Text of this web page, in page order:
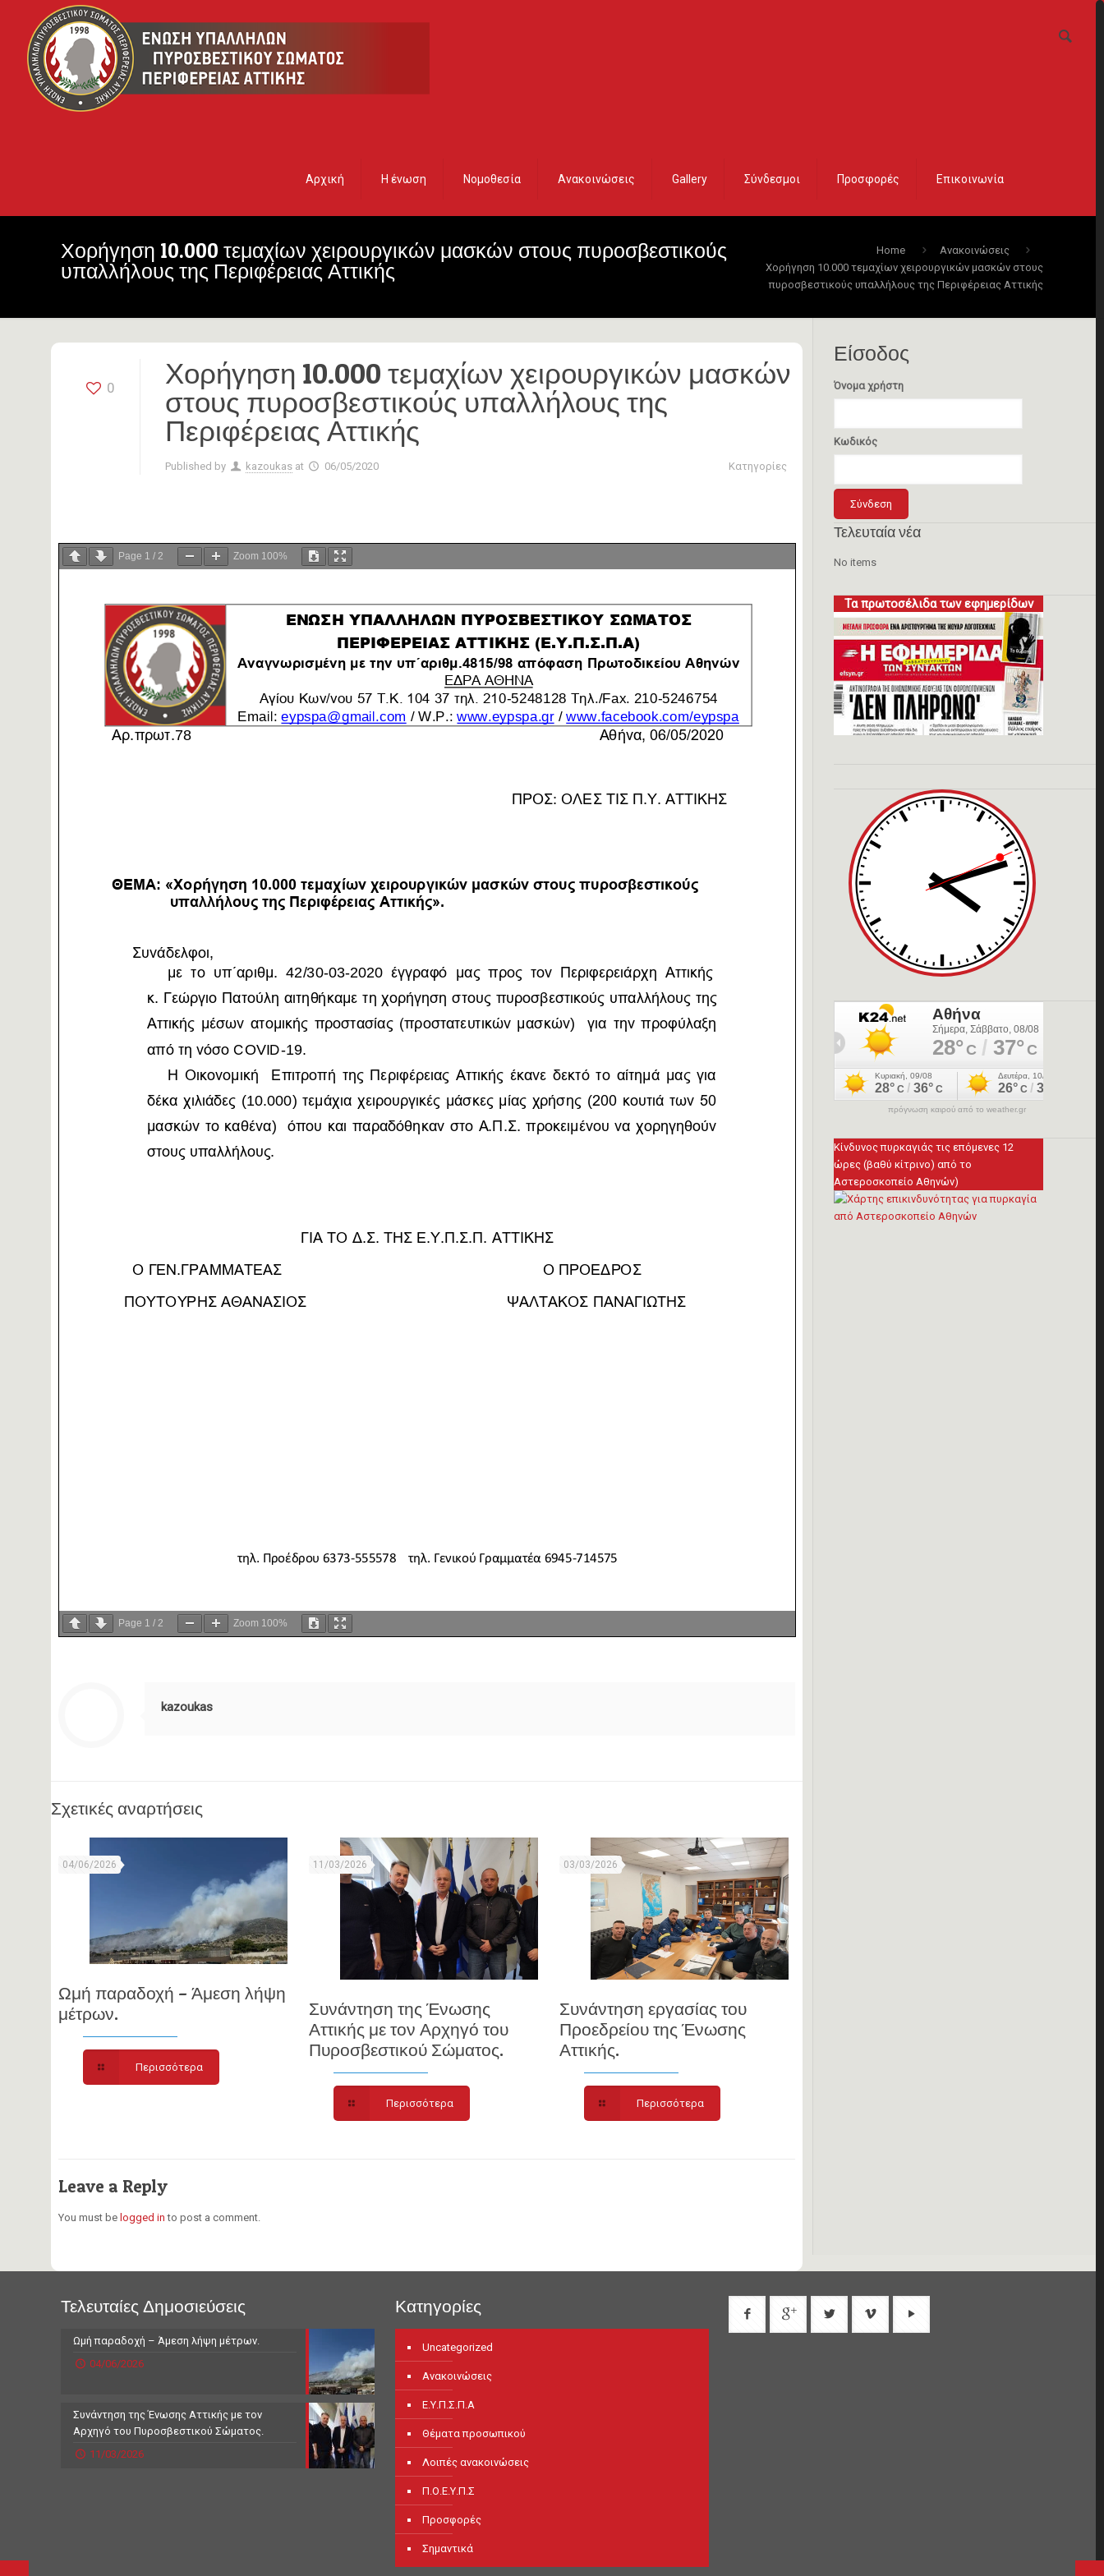
Αρχική Η ένωση Νομοθεσία Ανακοινώσεις Gallery Σύνδεσμοι Προσφορές Επικοινωνία
Χορήγηση 10.000 τεμαχίων χειρουργικών μασκών στους πυροσβεστικούς
υπαλλήλους της Περιφέρειας Αττικής
Home
Ανακοινώσεις
Χορήγηση 10.000 τεμαχίων χειρουργικών μασκών στους
πυροσβεστικούς υπαλλήλους της Περιφέρειας Αττικής
0
Χορήγηση 10.000 τεμαχίων χειρουργικών μασκών
στους πυροσβεστικούς υπαλλήλους της
Περιφέρειας Αττικής
Published by kazoukas at 06/05/2020 Κατηγορίες
Page 1 /2 Zoom 100%
Page 1 /2 Zoom 100%
kazoukas
Σχετικές αναρτήσεις
04/06/2026
Ωμή παραδοχή – Άμεση λήψη
μέτρων.
Περισσότερα
11/03/2026
Συνάντηση της Ένωσης
Αττικής με τον Αρχηγό του
Πυροσβεστικού Σώματος.
Περισσότερα
03/03/2026
Συνάντηση εργασίας του
Προεδρείου της Ένωσης
Αττικής.
Περισσότερα
Leave a Reply
You must be logged in to post a comment.
Είσοδος
Όνομα χρήστη
Κωδικός
Τελευταία νέα
No items
Τα πρωτοσέλιδα των εφημερίδων
πρόγνωση καιρού από το weather.gr
Κίνδυνος πυρκαγιάς τις επόμενες 12
ώρες (βαθύ κίτρινο) από το
Αστεροσκοπείο Αθηνών)
Τελευταίες Δημοσιεύσεις
Ωμή παραδοχή – Άμεση λήψη μέτρων.
04/06/2026
Συνάντηση της Ένωσης Αττικής με τον
Αρχηγό του Πυροσβεστικού Σώματος.
11/03/2026
Κατηγορίες
Uncategorized
Ανακοινώσεις
Ε.Υ.Π.Σ.Π.Α
Θέματα προσωπικού
Λοιπές ανακοινώσεις
Π.Ο.Ε.Υ.Π.Σ
Προσφορές
Σημαντικά